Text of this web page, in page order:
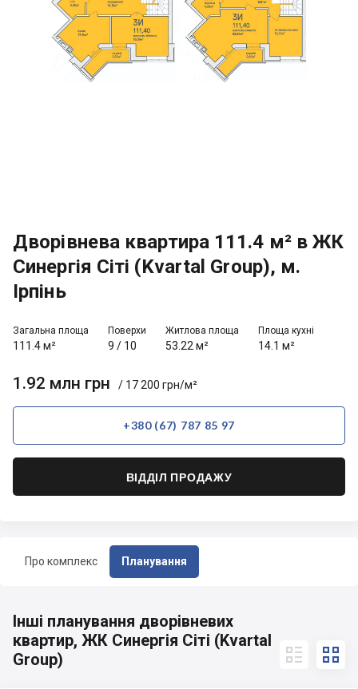
Про комплекс Планування
Дворівнева квартира 111.4 м² в ЖК
Синергія Сіті (Kvartal Group), м.
Ірпінь
Загальна площа
111.4 м²
Поверхи
9 / 10
Житлова площа
53.22 м²
Площа кухні
14.1 м²
1.92 млн грн / 17 200 грн/м²
+380 (67) 787 85 97
ВІДДІЛ ПРОДАЖУ
Інші планування дворівневих
квартир, ЖК Синергія Сіті (Kvartal
Group)
 